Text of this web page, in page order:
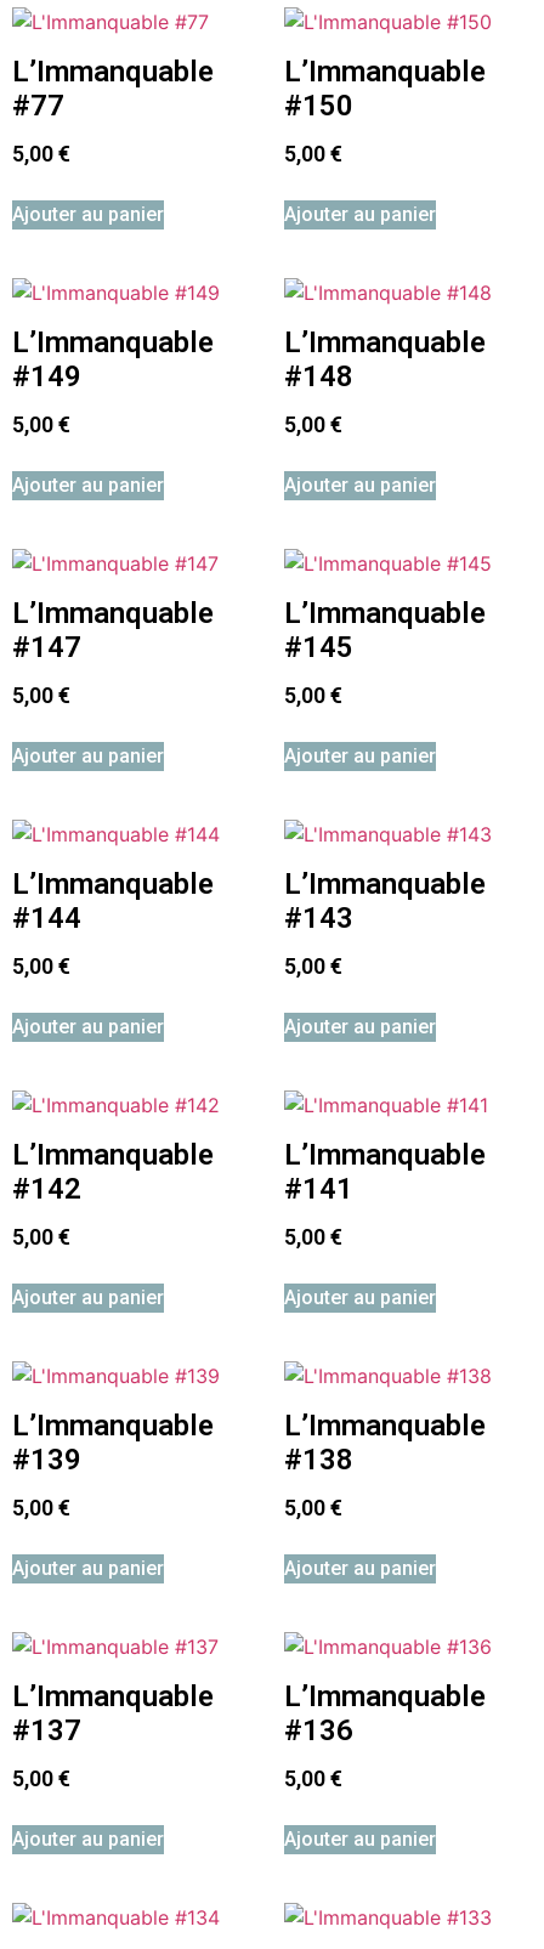
L’Immanquable
#77
5,00€
Ajouter au panier
L’Immanquable
#150
5,00€
Ajouter au panier
L’Immanquable
#149
5,00€
Ajouter au panier
L’Immanquable
#148
5,00€
Ajouter au panier
L’Immanquable
#147
5,00€
Ajouter au panier
L’Immanquable
#145
5,00€
Ajouter au panier
L’Immanquable
#144
5,00€
Ajouter au panier
L’Immanquable
#143
5,00€
Ajouter au panier
L’Immanquable
#142
5,00€
Ajouter au panier
L’Immanquable
#141
5,00€
Ajouter au panier
L’Immanquable
#139
5,00€
Ajouter au panier
L’Immanquable
#138
5,00€
Ajouter au panier
L’Immanquable
#137
5,00€
Ajouter au panier
L’Immanquable
#136
5,00€
Ajouter au panier